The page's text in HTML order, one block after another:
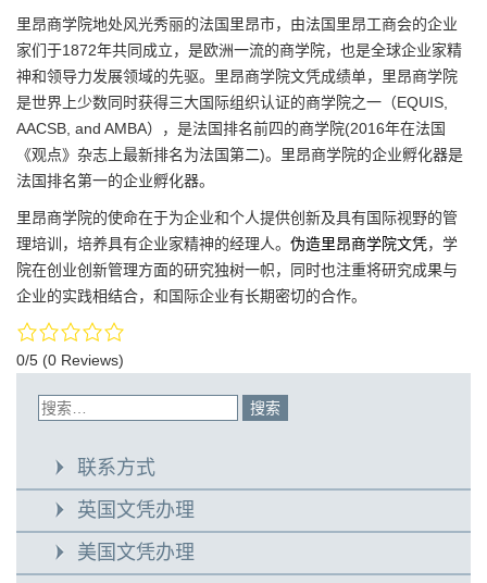
里昂商学院地处风光秀丽的法国里昂市，由法国里昂工商会的企业
家们于1872年共同成立，是欧洲一流的商学院，也是全球企业家精
神和领导力发展领域的先驱。里昂商学院文凭成绩单，里昂商学院
是世界上少数同时获得三大国际组织认证的商学院之一（EQUIS,
AACSB, and AMBA），是法国排名前四的商学院(2016年在法国
《观点》杂志上最新排名为法国第二)。里昂商学院的企业孵化器是
法国排名第一的企业孵化器。
里昂商学院的使命在于为企业和个人提供创新及具有国际视野的管
理培训，培养具有企业家精神的经理人。 伪造里昂商学院文凭，学
院在创业创新管理方面的研究独树一帜，同时也注重将研究成果与
企业的实践相结合，和国际企业有长期密切的合作。
0/5 (0 Reviews)
联系方式
英国文凭办理
美国文凭办理